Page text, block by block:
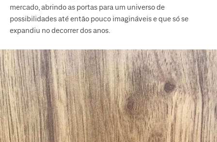
mercado, abrindo as portas para um universo de
possibilidades até então pouco imagináveis e que só se
expandiu no decorrer dos anos.